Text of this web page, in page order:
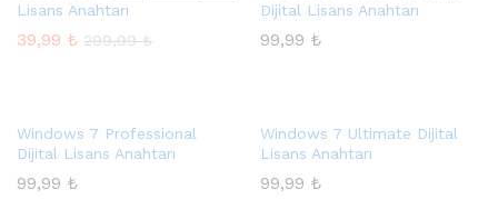
Lisans Anahtarı
39,99 ₺ 299,99₺
Dijital Lisans Anahtarı
99,99 ₺
Windows 7 Professional
Dijital Lisans Anahtarı
99,99 ₺
Windows 7 Ultimate Dijital
Lisans Anahtarı
99,99 ₺